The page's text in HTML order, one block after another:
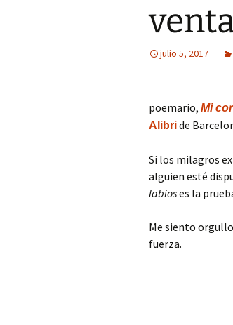
julio 5, 2017
poemario, Mi
Alibride
Si los milagros
alguien esté
labioses la
Me siento
fuerza.